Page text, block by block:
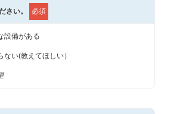
さい。
必須
設備がある
ない(教えてほしい）